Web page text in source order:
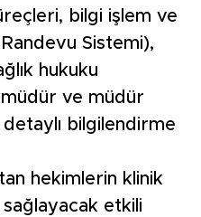
bilgi işlem ve
Sistemi),
hukuku
müdür ve müdür
detaylı bilgilendirme
hekimlerin klinik
etkili